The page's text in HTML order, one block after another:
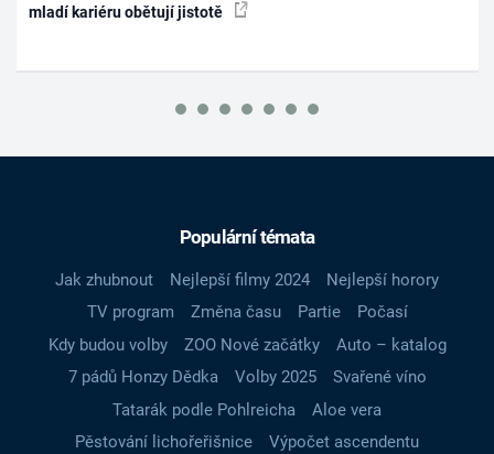
mladí kariéru obětují jistotě
Populární témata
Jak zhubnout Nejlepší filmy 2024
Nejlepší horory
TV program
Změna času Partie
Počasí
Kdy budou volby
ZOO Nové začátky
Auto – katalog
7 pádů Honzy Dědka
Volby 2025
Svařené víno
Tatarák podle Pohlreicha
Aloe vera
Pěstování lichořeřišnice
Výpočet ascendentu